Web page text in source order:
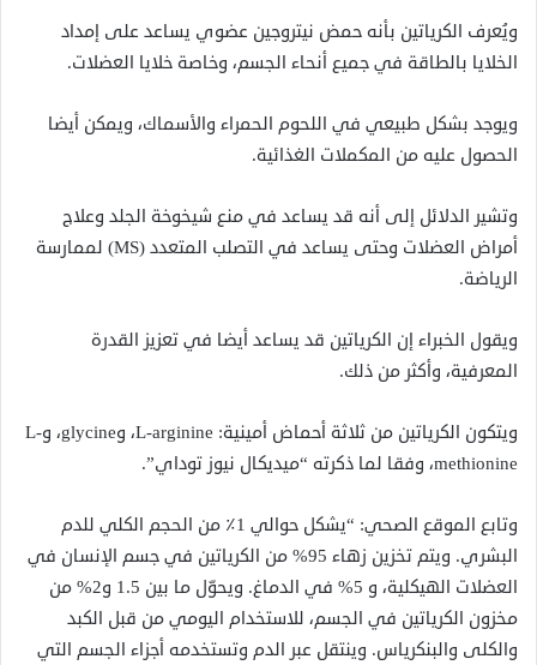
ويُعرف الكرياتين بأنه حمض نيتروجين عضوي يساعد على إمداد
الخلايا بالطاقة في جميع أنحاء الجسم، وخاصة خلايا العضلات.
ويوجد بشكل طبيعي في اللحوم الحمراء والأسماك، ويمكن أيضا
الحصول عليه من المكملات الغذائية.
وتشير الدلائل إلى أنه قد يساعد في منع شيخوخة الجلد وعلاج
أمراض العضلات وحتى يساعد في التصلب المتعدد (MS) لممارسة
الرياضة.
ويقول الخبراء إن الكرياتين قد يساعد أيضا في تعزيز القدرة
المعرفية، وأكثر من ذلك.
ويتكون الكرياتين من ثلاثة أحماض أمينية: L-arginine، وglycine، وL-
methionine، وفقا لما ذكرته “ميديكال نيوز توداي”.
وتابع الموقع الصحي: “يشكل حوالي 1٪ من الحجم الكلي للدم
البشري. ويتم تخزين زهاء 95% من الكرياتين في جسم الإنسان في
العضلات الهيكلية، و 5% في الدماغ. ويحوّل ما بين 1.5 و2% من
مخزون الكرياتين في الجسم، للاستخدام اليومي من قبل الكبد
والكلى والبنكرياس. وينتقل عبر الدم وتستخدمه أجزاء الجسم التي